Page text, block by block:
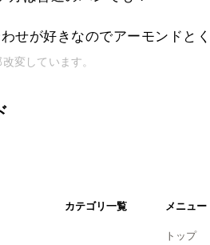
せが好きなのでアーモンド
変しています。
カテゴリ一覧 メニュー
トップ